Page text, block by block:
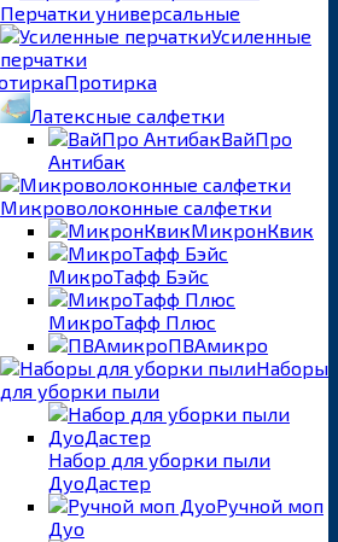
Перчатки универсальные
Усиленные
перчатки
Протирка
Латексные салфетки
ВайПро
Антибак
Микроволоконные салфетки
МикронКвик
МикроТафф Бэйс
МикроТафф Плюс
ПВАмикро
Наборы
для уборки пыли
Набор для уборки пыли
ДуоДастер
Ручной моп
Дуо